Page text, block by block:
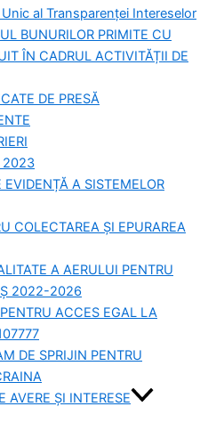
al Transparenței Intereselor
BUNURILOR PRIMITE CU
ÎN CADRUL ACTIVITĂȚII DE
DE PRESĂ
2023
EVIDENȚĂ A SISTEMELOR
COLECTAREA ȘI EPURAREA
A AERULUI PENTRU
2022-2026
ACCES EGAL LA
DE SPRIJIN PENTRU
AVERE ȘI INTERESE